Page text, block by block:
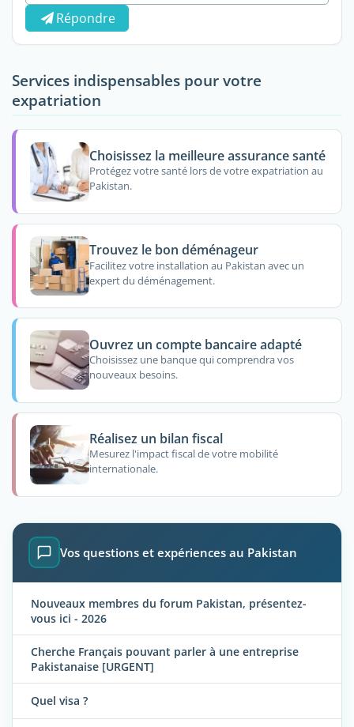
Répondre
Services indispensables pour votre
expatriation
Choisissez la meilleure assurance santé
Protégez votre santé lors de votre expatriation au
Pakistan.
Trouvez le bon déménageur
Facilitez votre installation au Pakistan avec un
expert du déménagement.
Ouvrez un compte bancaire adapté
Choisissez une banque qui comprendra vos
nouveaux besoins.
Réalisez un bilan fiscal
Mesurez l'impact fiscal de votre mobilité
internationale.
Vos questions et expériences au Pakistan
Nouveaux membres du forum Pakistan, présentez-
vous ici - 2026
Cherche Français pouvant parler à une entreprise
Pakistanaise [URGENT]
Quel visa ?